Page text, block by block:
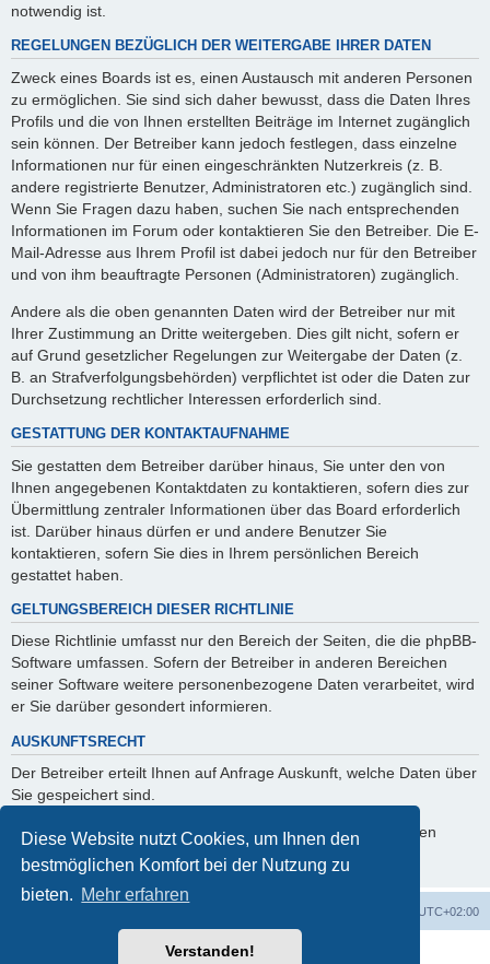
Diese Website nutzt Cookies, um Ihnen den
bestmöglichen Komfort bei der Nutzung zu
bieten. Mehr erfahren
Verstanden!
notwendig ist.
REGELUNGEN BEZÜGLICH DER WEITERGABE IHRER DATEN
Zweck eines Boards ist es, einen Austausch mit anderen Personen
zu ermöglichen. Sie sind sich daher bewusst, dass die Daten Ihres
Profils und die von Ihnen erstellten Beiträge im Internet zugänglich
sein können. Der Betreiber kann jedoch festlegen, dass einzelne
Informationen nur für einen eingeschränkten Nutzerkreis (z. B.
andere registrierte Benutzer, Administratoren etc.) zugänglich sind.
Wenn Sie Fragen dazu haben, suchen Sie nach entsprechenden
Informationen im Forum oder kontaktieren Sie den Betreiber. Die E-
Mail-Adresse aus Ihrem Profil ist dabei jedoch nur für den Betreiber
und von ihm beauftragte Personen (Administratoren) zugänglich.
Andere als die oben genannten Daten wird der Betreiber nur mit
Ihrer Zustimmung an Dritte weitergeben. Dies gilt nicht, sofern er
auf Grund gesetzlicher Regelungen zur Weitergabe der Daten (z.
B. an Strafverfolgungsbehörden) verpflichtet ist oder die Daten zur
Durchsetzung rechtlicher Interessen erforderlich sind.
GESTATTUNG DER KONTAKTAUFNAHME
Sie gestatten dem Betreiber darüber hinaus, Sie unter den von
Ihnen angegebenen Kontaktdaten zu kontaktieren, sofern dies zur
Übermittlung zentraler Informationen über das Board erforderlich
ist. Darüber hinaus dürfen er und andere Benutzer Sie
kontaktieren, sofern Sie dies in Ihrem persönlichen Bereich
gestattet haben.
GELTUNGSBEREICH DIESER RICHTLINIE
Diese Richtlinie umfasst nur den Bereich der Seiten, die die phpBB-
Software umfassen. Sofern der Betreiber in anderen Bereichen
seiner Software weitere personenbezogene Daten verarbeitet, wird
er Sie darüber gesondert informieren.
AUSKUNFTSRECHT
Der Betreiber erteilt Ihnen auf Anfrage Auskunft, welche Daten über
Sie gespeichert sind.
Sie können jederzeit die Löschung bzw. Sperrung Ihrer Daten
verlangen. Kontaktieren Sie hierzu bitte den Betreiber.
UTC+02:00
Powered byphpBB® Forum Software © phpBB Limited